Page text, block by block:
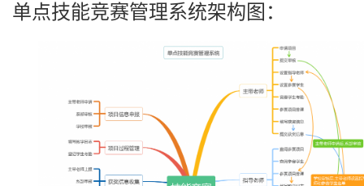
单点技能竞赛管理系统架构图：